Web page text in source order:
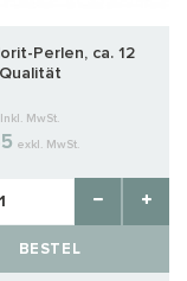
Perlen, ca. 12
Inkl. MwSt.
exkl. MwSt.
BESTEL